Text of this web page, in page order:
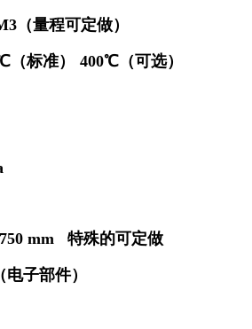
（量程可定做）
（标准） 400℃（可选）
mm 特殊的可定做
子部件）